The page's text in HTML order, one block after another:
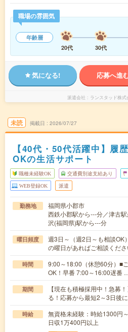
職場の雰囲気
年齢層
20代
30代
気になる! 応募へ進
派遣会社 ランスタッド株
未読 掲載日 2026/07/27
【40代・50代活躍中】履
OKの生活サポート
職種未経験OK 交通費別途支給あり
WEB登録OK 派遣
勤務地
福岡県小郡市
西鉄小郡駅から---分／津古
沢(福岡県)駅から---分
曜日頻度
週3日～（週2日～も相談OK
の曜日があればご相談くださ
時間
9:00～18:00（休憩60分）■
OK！早番 7:00～16:00遅番
期間
【現在も積極採用中！急募
る！応募から最短2～3日後
時給
無資格未経験：時給1300
日収1万400円以上